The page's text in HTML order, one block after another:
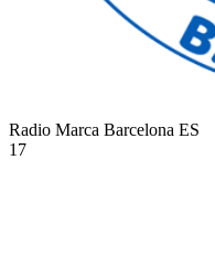
Radio Marca Barcelona ES
17